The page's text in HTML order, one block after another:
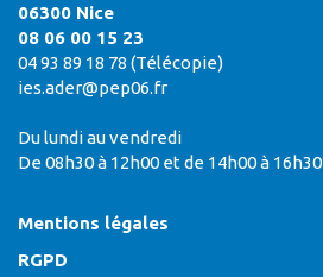
06300 Nice
08 06 00 15 23
04 93 89 18 78 (Télécopie)
ies.ader@pep06.fr
Du lundi au vendredi
De 08h30 à 12h00 et de 14h00 à 16h30
Mentions légales
RGPD